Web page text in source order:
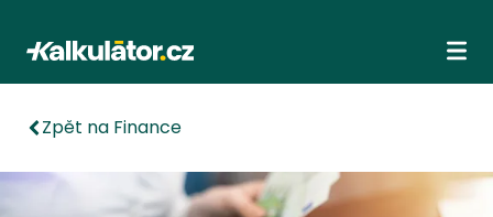
Kalkulátor.cz
Zpět na Finance